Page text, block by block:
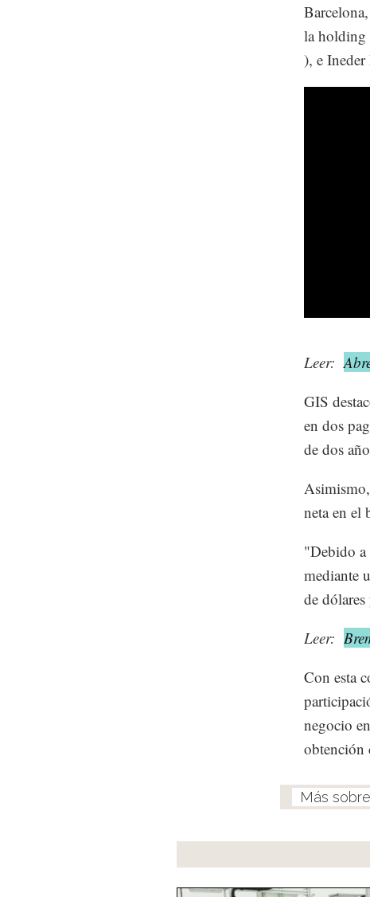
la holding
), e
Leer:
GIS
en dos
de dos
neta en el
"Debido a
mediante
de
Leer:
Con esta
negocio
obtención